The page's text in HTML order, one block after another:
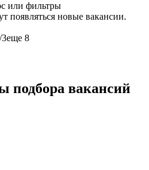
или фильтры
появляться новые вакансии.
3еще 8
подбора вакансий